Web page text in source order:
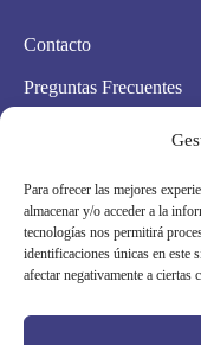
Para ofrecer las mejores
almacenar y/o acceder a la
tecnologías nos permitirá
identificaciones únicas en este
afectar negativamente a ciertas
Contacto
Preguntas Frecuentes
Política de cookies
Condiciones Generales